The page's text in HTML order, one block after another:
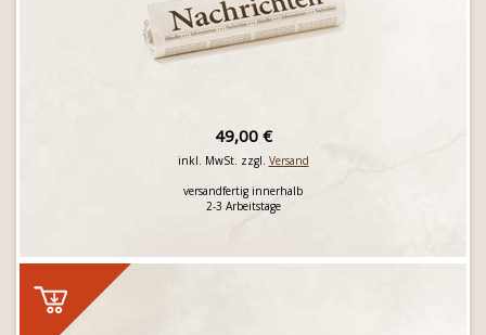
49,00 €
inkl. MwSt. zzgl. Versand
versandfertig innerhalb
2-3 Arbeitstage